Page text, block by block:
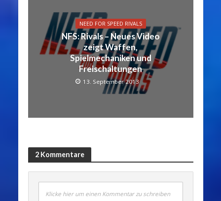
NEED FOR SPEED RIVALS
NFS: Rivals – Neues Video
zeigt Waffen,
Spielmechaniken und
Freischaltungen
13. September 2013
2 Kommentare
Klicke hier um einen Kommentar zu schreiben